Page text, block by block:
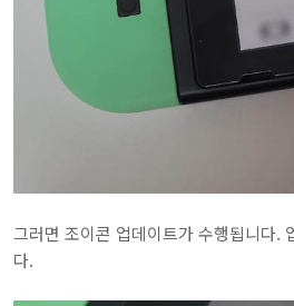
그러면 조이콘 업데이트가 수행됩니다.
다.